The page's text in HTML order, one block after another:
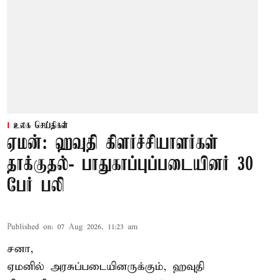
உலக செய்திகள்
ஏமன்: ஹவுதி கிளர்ச்சியாளர்கள்
தாக்குதல்- பாதுகாப்புப்படையினர் 30
பேர் பலி
Published on: 07 Aug 2026, 11:23 am
சனா,
ஏமனில் அரசுப்படையினருக்கும், ஹவுதி